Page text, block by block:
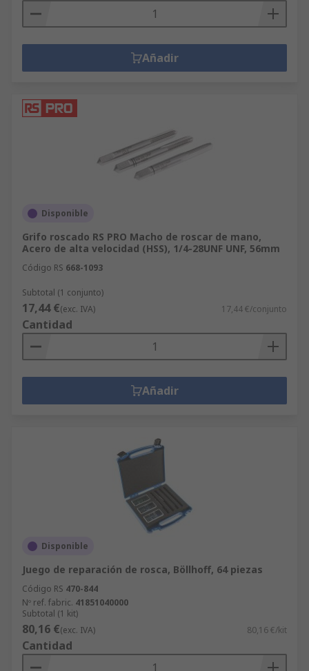
Añadir
Disponible
Grifo roscado RS PRO Macho de roscar de mano,
Acero de alta velocidad (HSS), 1/4-28UNF UNF, 56mm
Código RS 668-1093
Subtotal (1 conjunto)
17,44 €(exc. IVA) 17,44 €/conjunto
Cantidad
Añadir
Disponible
Juego de reparación de rosca, Böllhoff, 64 piezas
Código RS 470-844
Nº ref. fabric. 41851040000
Subtotal (1 kit)
80,16 €(exc. IVA) 80,16 €/kit
Cantidad